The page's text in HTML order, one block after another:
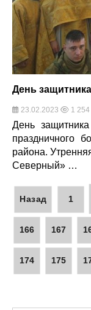
День
23.02.2023 1 254
День
праздничного
района.
Северный» …
Назад 1
166 167
174 175